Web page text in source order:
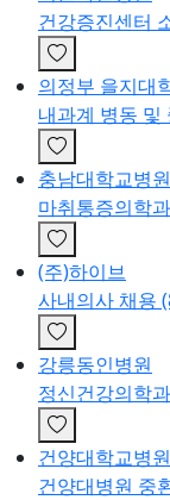
건강증진센터
의정부 을지대
내과계 병동 및
충남대학교병원
마취통증의학
(주)하이브
사내의사 채용
강릉동인병원
정신건강의학
건양대학교병원
건양대병원 중